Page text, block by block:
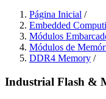
Página Inicial /
Embedded
Módulos
Módulos de
DDR4 Memory /
Industrial Flash &